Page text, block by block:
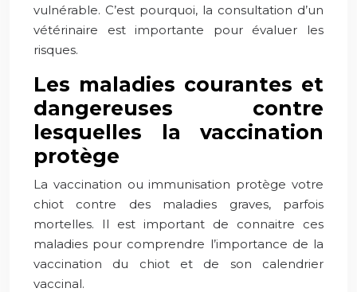
vulnérable. C’est pourquoi, la consultation d’un
vétérinaire est importante pour évaluer les
risques.
Les maladies courantes et
dangereuses contre
lesquelles la vaccination
protège
La vaccination ou immunisation protège votre
chiot contre des maladies graves, parfois
mortelles. Il est important de connaitre ces
maladies pour comprendre l’importance de la
vaccination du chiot et de son calendrier
vaccinal.